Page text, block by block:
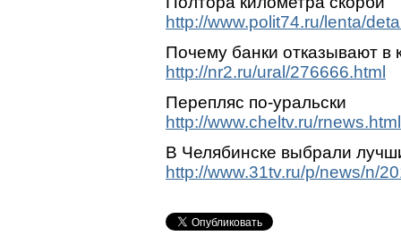
http://www.polit74.ru/lenta/
Почему банки отказывают в
http://nr2.ru/ural/276666.html
Перепляс по-уральски
http://www.cheltv.ru/
В Челябинске выбрали
http://www.31tv.ru/p/news/n/